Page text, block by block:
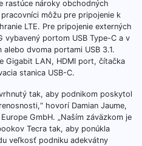
rastúce nároky obchodných
môžu pre pripojenie k
LTE. Pre pripojenie externých
vybavený portom USB Type-C a v
dvoma portami USB 3.1.
Gigabit LAN, HDMI port, čítačka
stanica USB-C.
tak, aby podnikom poskytol
hovorí Damian Jaume,
GmbH. „Naším záväzkom je
Tecra tak, aby ponúkla
veľkosť podniku adekvátny